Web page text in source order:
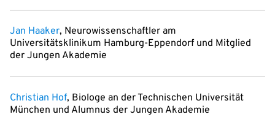
Jan Haaker, Neurowissenschaftler am
Universitätsklinikum Hamburg-Eppendorf und Mitglied
der Jungen Akademie
Christian Hof, Biologe an der Technischen Universität
München und Alumnus der Jungen Akademie